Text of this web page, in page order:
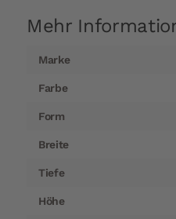
Mehr
Informationen
Marke
Farbe
Form
Breite
Tiefe
Höhe